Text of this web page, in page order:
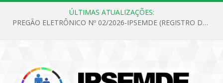
ÚLTIMAS ATUALIZAÇÕES:
PREGÃO ELETRÔNICO Nº 02/2026-IPSEMDE (REGISTRO DE PREÇOS PARA FUTURA E EVENTUAL AQUISIÇÃO DE MATERIAL DE LIMPEZA E GÊNEROS ALIMENTÍCIOS PARA ATENDER AS NECESSIDADES DO INSTITUTO DE PREVIDÊNCIA SOCIAL DOS SERVIDORES MUNICIPAIS DE DOM ELISEU.)